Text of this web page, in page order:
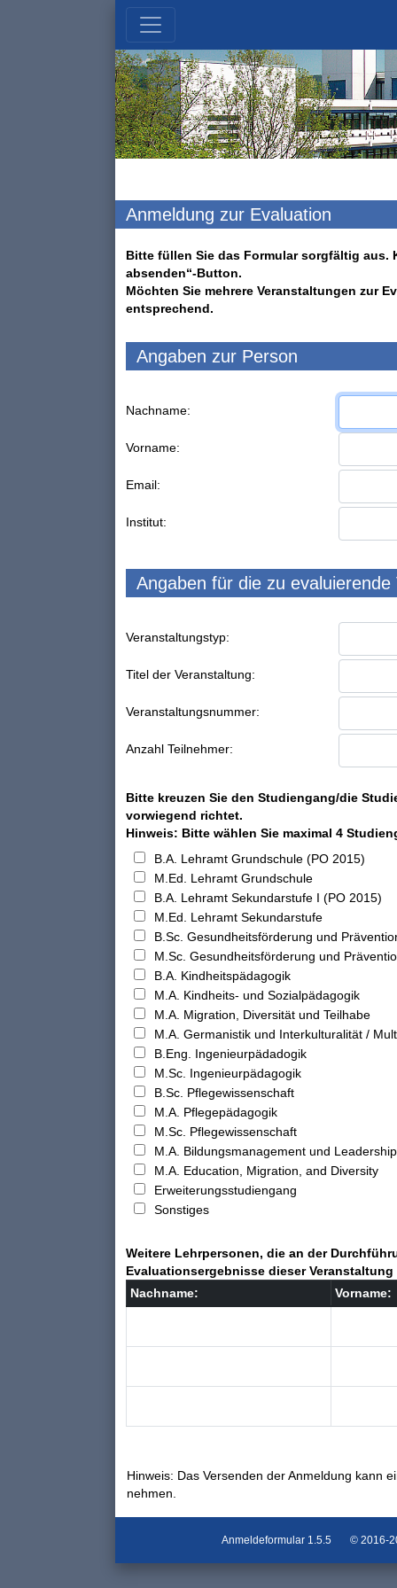
Anmeldung zur Evaluation
Bitte füllen Sie das Formular sorgfältig aus.
absenden“-Button.
Möchten Sie mehrere Veranstaltungen zur
entsprechend.
Angaben zur Person
Nachname:
Vorname:
Email:
Institut:
Angaben für die zu evaluierende
Veranstaltungstyp:
Titel der Veranstaltung:
Veranstaltungsnummer:
Anzahl Teilnehmer:
Bitte kreuzen Sie den Studiengang/die
vorwiegend richtet.
Hinweis: Bitte wählen Sie maximal 4
B.A. Lehramt Grundschule (PO 2015)
M.Ed. Lehramt Grundschule
B.A. Lehramt Sekundarstufe I (PO 2015)
M.Ed. Lehramt Sekundarstufe
B.Sc. Gesundheitsförderung und
M.Sc. Gesundheitsförderung und
B.A. Kindheitspädagogik
M.A. Kindheits- und Sozialpädagogik
M.A. Migration, Diversität und Teilhabe
M.A. Germanistik und Interkulturalität /
B.Eng. Ingenieurpädadogik
M.Sc. Ingenieurpädagogik
B.Sc. Pflegewissenschaft
M.A. Pflegepädagogik
M.Sc. Pflegewissenschaft
M.A. Bildungsmanagement und
M.A. Education, Migration, and Diversity
Erweiterungsstudiengang
Sonstiges
Weitere Lehrpersonen, die an der
Evaluationsergebnisse dieser
Nachname:
Vorname:
Hinweis: Das Versenden der Anmeldung kann
nehmen.
Anmeldeformular 1.5.5 © 2016-